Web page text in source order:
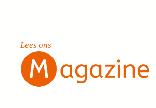
Lees ons